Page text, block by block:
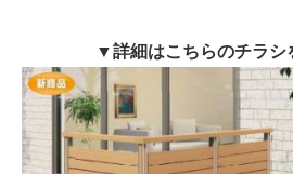
▼詳細はこちらのチラシ